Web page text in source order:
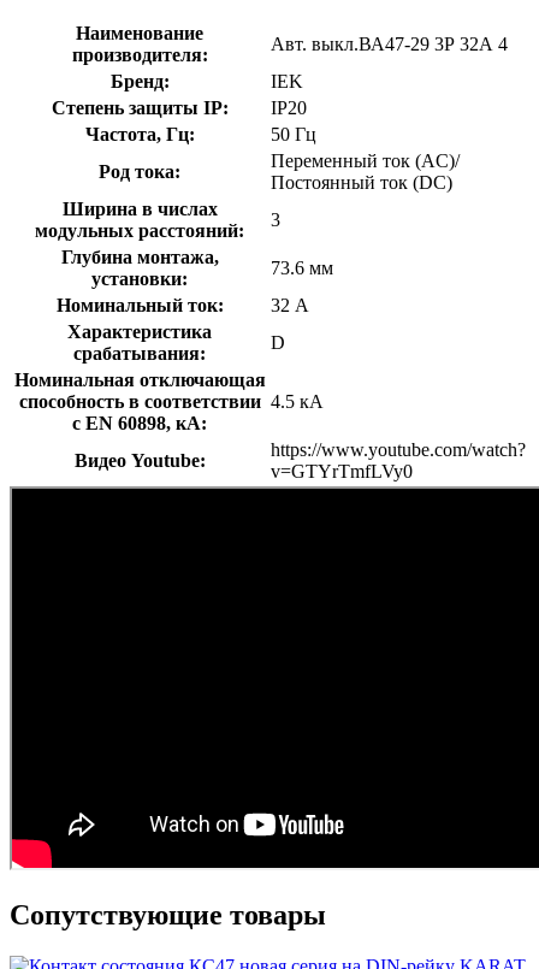
Наименование
производителя:
Авт. выкл.ВА47-29 3Р 32А 4
Бренд:
IEK
Степень защиты IP:
IP20
Частота, Гц:
50 Гц
Род тока:
Переменный ток (AC)/
Постоянный ток (DC)
Ширина в числах
модульных расстояний:
3
Глубина монтажа,
установки:
73.6 мм
Номинальный ток:
32 А
Характеристика
срабатывания:
D
Номинальная отключающая
способность в соответствии
с EN 60898, кА:
4.5 кА
Видео Youtube:
https://www.youtube.com/watch?
v=GTYrTmfLVy0
Сопутствующие товары